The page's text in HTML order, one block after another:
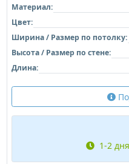
Материал:
Цвет:
Ширина / Размер по потолку:
Высота / Размер по стене:
Длина:
1-2 дня